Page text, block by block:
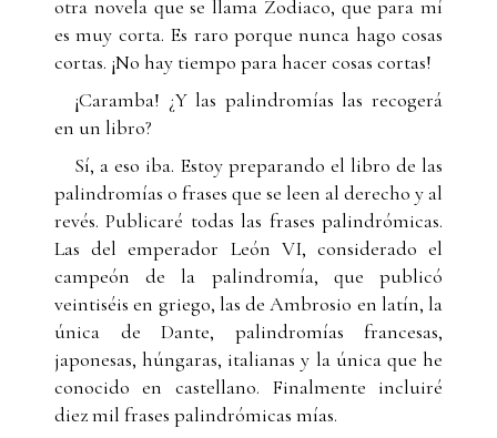
otra novela que se llama Zodiaco, que para mí
es muy corta. Es raro porque nunca hago cosas
cortas. ¡No hay tiempo para hacer cosas cortas!
¡Caramba! ¿Y las palindromías las recogerá
en un libro?
Sí, a eso iba. Estoy preparando el libro de las
palindromías o frases que se leen al derecho y al
revés. Publicaré todas las frases palindrómicas.
Las del emperador León VI, considerado el
campeón de la palindromía, que publicó
veintiséis en griego, las de Ambrosio en latín, la
única de Dante, palindromías francesas,
japonesas, húngaras, italianas y la única que he
conocido en castellano. Finalmente incluiré
diez mil frases palindrómicas mías.